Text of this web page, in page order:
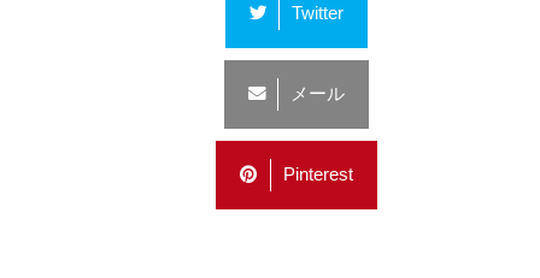
Twitter
メール
Pinterest